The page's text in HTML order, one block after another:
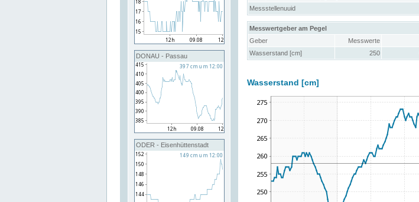
DONAU - Passau
ODER - Eisenhüttenstadt
Messstellenuuid
Messwertgeber am Pegel
Geber
Messwerte
Wasserstand [cm]
250
Wasserstand [cm]